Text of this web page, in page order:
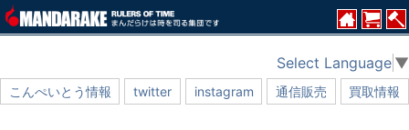
こんぺいとう情報 twitter instagram 通信販売 買取情報
Select Language ▼